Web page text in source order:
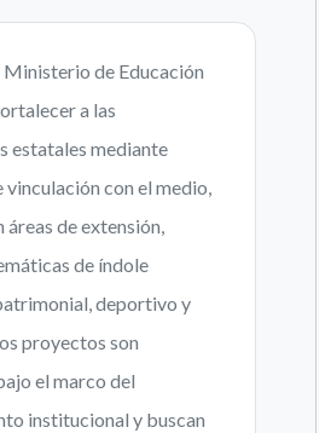
de Educación
a las
estatales mediante
con el medio,
áreas de extensión,
de índole
deportivo y
proyectos son
el marco del
institucional y buscan